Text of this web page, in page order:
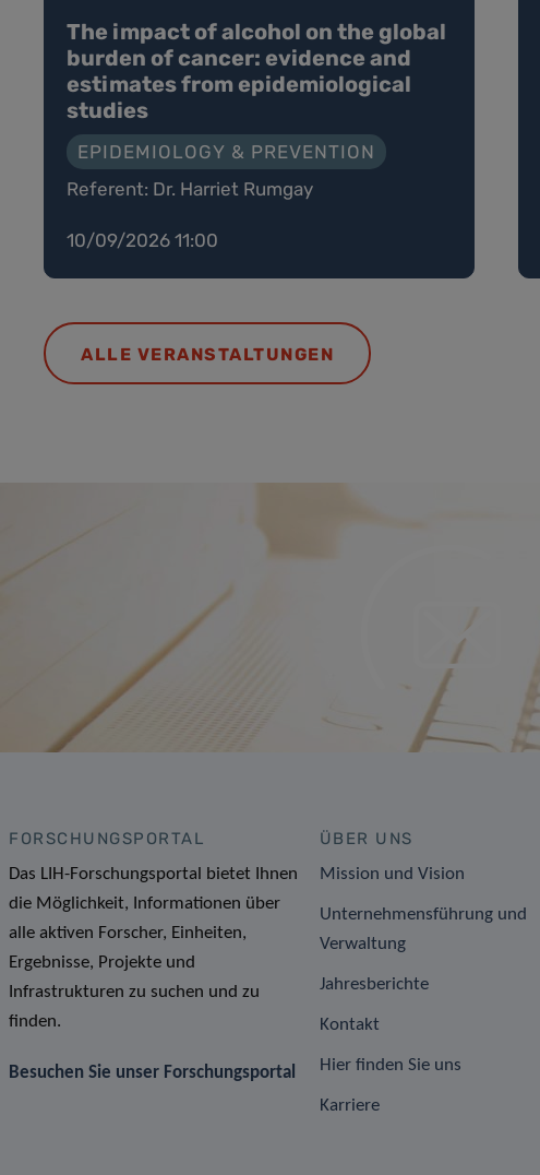
The impact of alcohol on the global
burden of cancer: evidence and
estimates from epidemiological
studies
EPIDEMIOLOGY & PREVENTION
Referent: Dr. Harriet Rumgay
10/09/2026 11:00
ALLE VERANSTALTUNGEN
FORSCHUNGSPORTAL
Das LIH-Forschungsportal bietet Ihnen
die Möglichkeit, Informationen über
alle aktiven Forscher, Einheiten,
Ergebnisse, Projekte und
Infrastrukturen zu suchen und zu
finden.
Besuchen Sie unser Forschungsportal
ÜBER UNS
Mission und Vision
Unternehmensführung und
Verwaltung
Jahresberichte
Kontakt
Hier finden Sie uns
Karriere